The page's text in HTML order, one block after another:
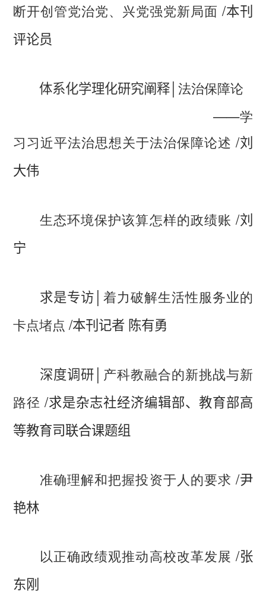
断开创管党治党、兴党强党新局面 /本刊
评论员
体系化学理化研究阐释 │法治保障论
——学
习习近平法治思想关于法治保障论述 /刘
大伟
生态环境保护该算怎样的政绩账 /刘
宁
求是专访 │ 着力破解生活性服务业的
卡点堵点 /本刊记者 陈有勇
深度调研 │ 产科教融合的新挑战与新
路径 /求是杂志社经济编辑部、教育部高
等教育司联合课题组
准确理解和把握投资于人的要求 /尹
艳林
以正确政绩观推动高校改革发展 /张
东刚